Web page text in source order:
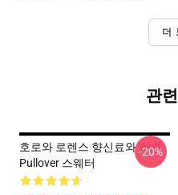
더
관
호로와 로렌스 향신료와 Wolf
Pullover 스웨터
-20%